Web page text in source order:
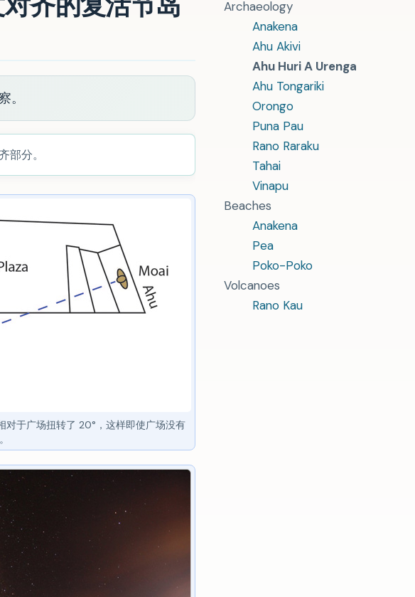
Archaeology
Anakena
Ahu Akivi
Ahu Huri A Urenga
Ahu Tongariki
Orongo
Puna Pau
Rano Raraku
Tahai
Vinapu
Beaches
Anakena
Pea
Poko-Poko
Volcanoes
Rano Kau
。
部分。
对于广场扭转了 20°，这样即使广场没有